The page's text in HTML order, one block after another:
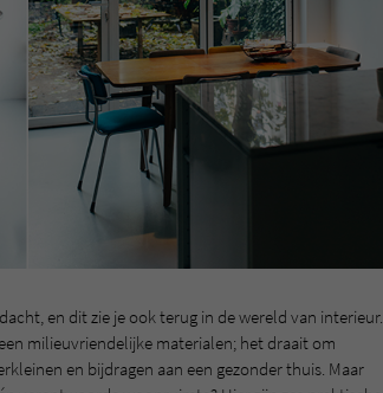
en dit zie je ook terug in de wereld van interieur.
milieuvriendelijke materialen; het draait om
en bijdragen aan een gezonder thuis. Maar